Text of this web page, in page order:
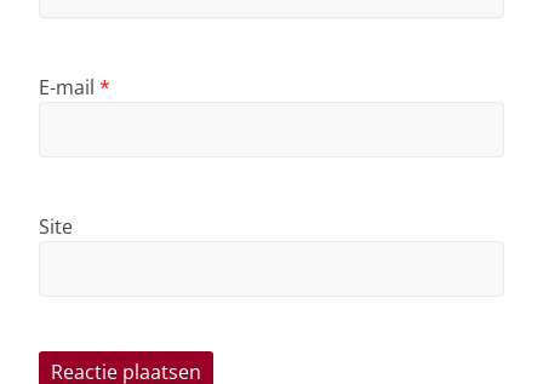
E-mail *
Site